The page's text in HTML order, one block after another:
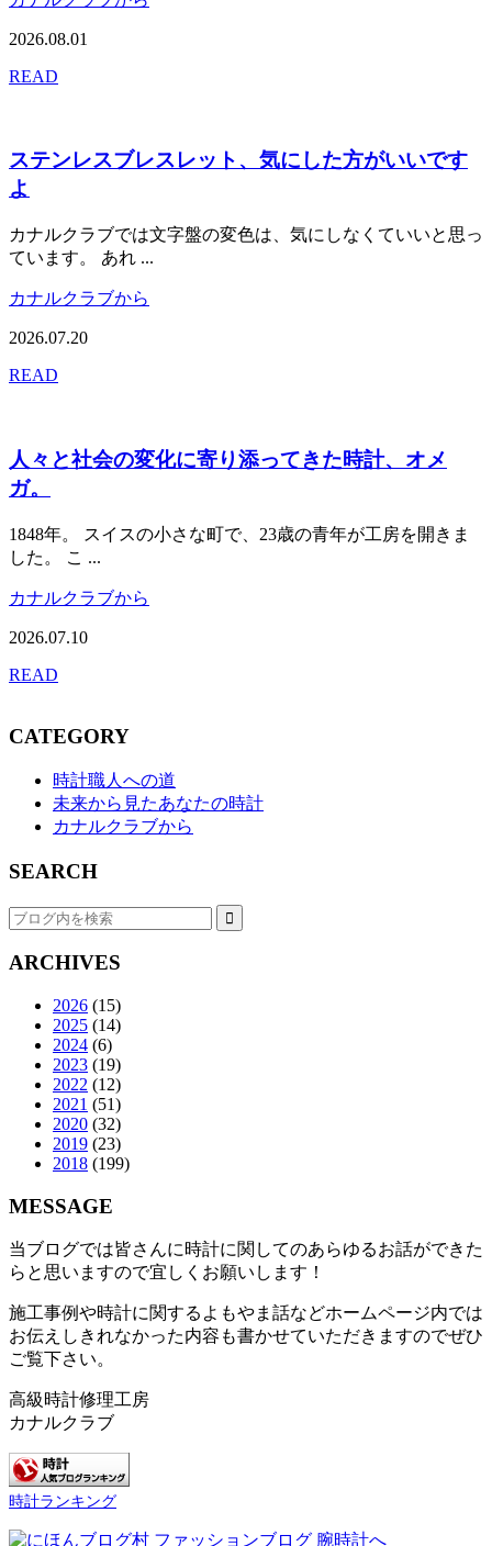
2026.08.01
READ
ステンレスブレスレット、気にした方がいいです
よ
カナルクラブでは文字盤の変色は、気にしなくていいと思っ
ています。 あれ ...
カナルクラブから
2026.07.20
READ
人々と社会の変化に寄り添ってきた時計、オメ
ガ。
1848年。 スイスの小さな町で、23歳の青年が工房を開きま
した。 こ ...
カナルクラブから
2026.07.10
READ
CATEGORY
時計職人への道
未来から見たあなたの時計
カナルクラブから
SEARCH
ARCHIVES
2026 (15)
2025 (14)
2024 (6)
2023 (19)
2022 (12)
2021 (51)
2020 (32)
2019 (23)
2018 (199)
MESSAGE
当ブログでは皆さんに時計に関してのあらゆるお話ができた
らと思いますので宜しくお願いします！
施工事例や時計に関するよもやま話などホームページ内では
お伝えしきれなかった内容も書かせていただきますのでぜひ
ご覧下さい。
高級時計修理工房
カナルクラブ
時計ランキング